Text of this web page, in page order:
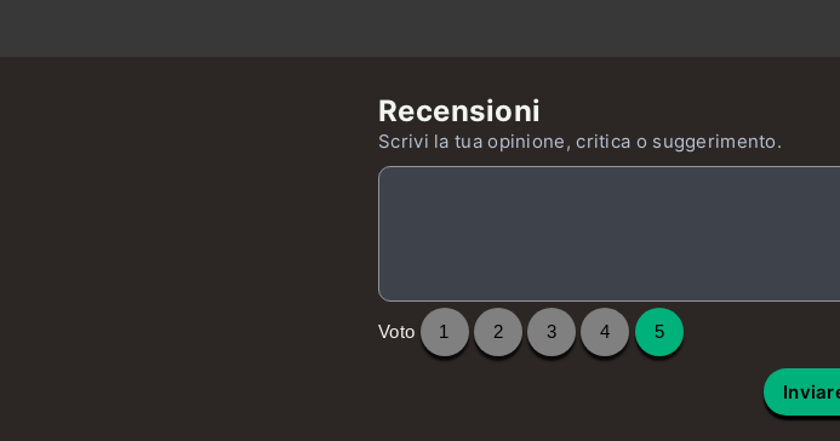
Recensioni
Scrivi la tua opinione, critica o suggerimento.
Voto 1 2 3 4 5